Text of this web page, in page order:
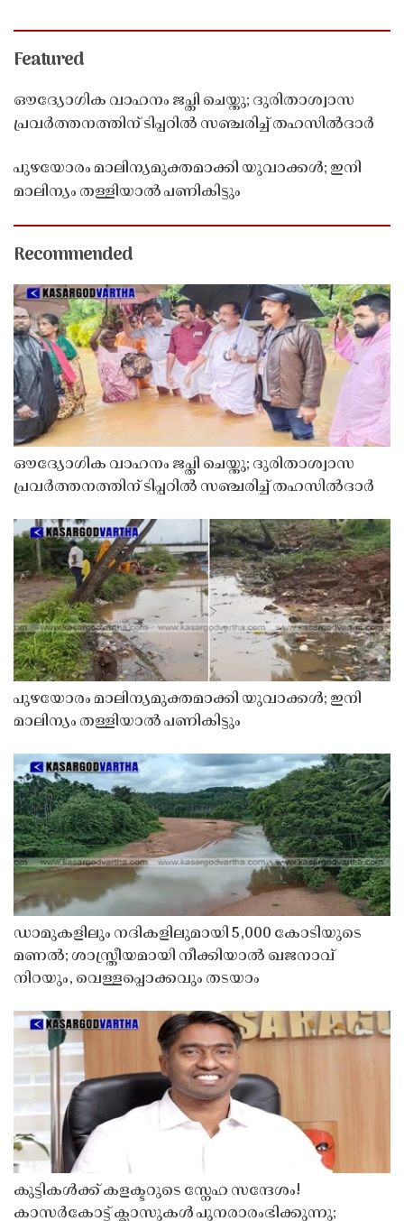
Featured
ഔദ്യോഗിക വാഹനം ജപ്തി ചെയ്തു; ദുരിതാശ്വാസ
പ്രവർത്തനത്തിന് ടിപ്പറിൽ സഞ്ചരിച്ച് തഹസിൽദാർ
പുഴയോരം മാലിന്യമുക്തമാക്കി യുവാക്കൾ; ഇനി
മാലിന്യം തള്ളിയാൽ പണികിട്ടും
Recommended
ഔദ്യോഗിക വാഹനം ജപ്തി ചെയ്തു; ദുരിതാശ്വാസ
പ്രവർത്തനത്തിന് ടിപ്പറിൽ സഞ്ചരിച്ച് തഹസിൽദാർ
പുഴയോരം മാലിന്യമുക്തമാക്കി യുവാക്കൾ; ഇനി
മാലിന്യം തള്ളിയാൽ പണികിട്ടും
ഡാമുകളിലും നദികളിലുമായി 5,000 കോടിയുടെ
മണൽ; ശാസ്ത്രീയമായി നീക്കിയാൽ ഖജനാവ്
നിറയും, വെള്ളപ്പൊക്കവും തടയാം
കുട്ടികൾക്ക് കളക്ടറുടെ സ്നേഹ സന്ദേശം!
കാസർകോട്ട് ക്ലാസുകൾ പുനരാരംഭിക്കുന്നു;